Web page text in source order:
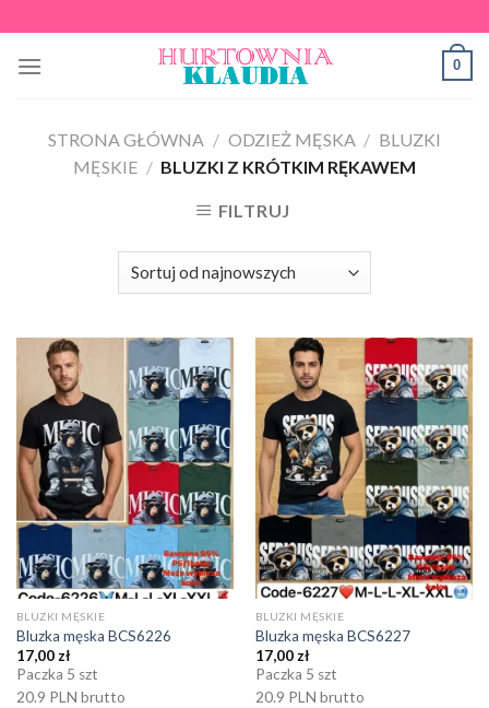
to
content
0
STRONA GŁÓWNA / ODZIEŻ MĘSKA / BLUZKI
MĘSKIE / BLUZKI Z KRÓTKIM RĘKAWEM
FILTRUJ
BLUZKI MĘSKIE
Bluzka męska BCS6226
17,00 zł
Paczka 5 szt
20.9 PLN brutto
BLUZKI MĘSKIE
Bluzka męska BCS6227
17,00 zł
Paczka 5 szt
20.9 PLN brutto